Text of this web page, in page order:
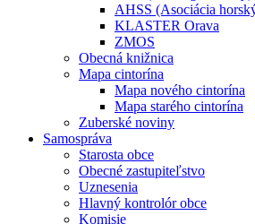
AHSS (Asociácia
KLASTER Orava
ZMOS
Obecná knižnica
Mapa cintorína
Mapa nového cintorína
Mapa starého cintorína
Zuberské noviny
Samospráva
Starosta obce
Obecné zastupiteľstvo
Uznesenia
Hlavný kontrolór obce
Komisie